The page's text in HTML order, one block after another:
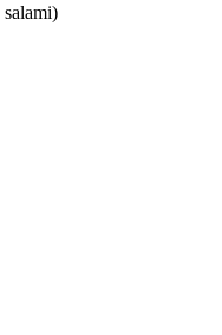
salami)